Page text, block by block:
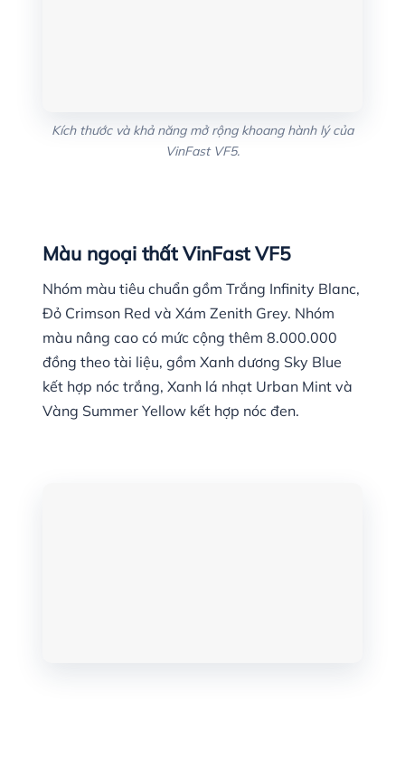
Kích thước và khả năng mở rộng khoang hành lý của
VinFast VF5.
Màu ngoại thất VinFast VF5
Nhóm màu tiêu chuẩn gồm Trắng Infinity Blanc,
Đỏ Crimson Red và Xám Zenith Grey. Nhóm
màu nâng cao có mức cộng thêm 8.000.000
đồng theo tài liệu, gồm Xanh dương Sky Blue
kết hợp nóc trắng, Xanh lá nhạt Urban Mint và
Vàng Summer Yellow kết hợp nóc đen.